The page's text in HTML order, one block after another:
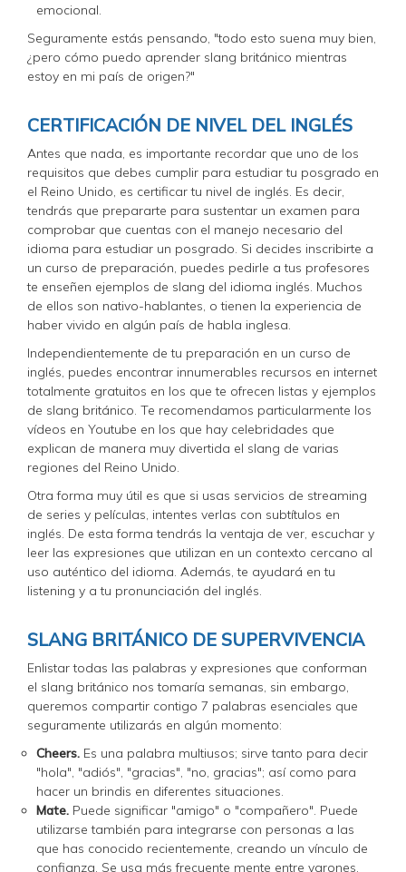
emocional.
Seguramente estás pensando, "todo esto suena muy bien,
¿pero cómo puedo aprender slang británico mientras
estoy en mi país de origen?"
CERTIFICACIÓN DE NIVEL DEL INGLÉS
Antes que nada, es importante recordar que uno de los
requisitos que debes cumplir para estudiar tu posgrado en
el Reino Unido, es certificar tu nivel de inglés. Es decir,
tendrás que prepararte para sustentar un examen para
comprobar que cuentas con el manejo necesario del
idioma para estudiar un posgrado. Si decides inscribirte a
un curso de preparación, puedes pedirle a tus profesores
te enseñen ejemplos de slang del idioma inglés. Muchos
de ellos son nativo-hablantes, o tienen la experiencia de
haber vivido en algún país de habla inglesa.
Independientemente de tu preparación en un curso de
inglés, puedes encontrar innumerables recursos en internet
totalmente gratuitos en los que te ofrecen listas y ejemplos
de slang británico. Te recomendamos particularmente los
vídeos en Youtube en los que hay celebridades que
explican de manera muy divertida el slang de varias
regiones del Reino Unido.
Otra forma muy útil es que si usas servicios de streaming
de series y películas, intentes verlas con subtítulos en
inglés. De esta forma tendrás la ventaja de ver, escuchar y
leer las expresiones que utilizan en un contexto cercano al
uso auténtico del idioma. Además, te ayudará en tu
listening y a tu pronunciación del inglés.
SLANG BRITÁNICO DE SUPERVIVENCIA
Enlistar todas las palabras y expresiones que conforman
el slang británico nos tomaría semanas, sin embargo,
queremos compartir contigo 7 palabras esenciales que
seguramente utilizarás en algún momento:
Cheers. Es una palabra multiusos; sirve tanto para decir
"hola", "adiós", "gracias", "no, gracias"; así como para
hacer un brindis en diferentes situaciones.
Mate. Puede significar "amigo" o "compañero". Puede
utilizarse también para integrarse con personas a las
que has conocido recientemente, creando un vínculo de
confianza. Se usa más frecuente mente entre varones,